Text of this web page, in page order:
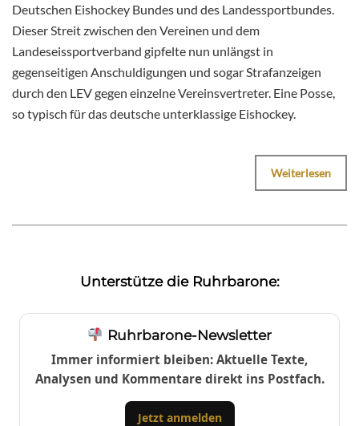
Deutschen Eishockey Bundes und des Landessportbundes.
Dieser Streit zwischen den Vereinen und dem
Landeseissportverband gipfelte nun unlängst in
gegenseitigen Anschuldigungen und sogar Strafanzeigen
durch den LEV gegen einzelne Vereinsvertreter. Eine Posse,
so typisch für das deutsche unterklassige Eishockey.
Weiterlesen
Unterstütze die Ruhrbarone:
Ruhrbarone-Newsletter
Immer informiert bleiben: Aktuelle Texte,
Analysen und Kommentare direkt ins Postfach.
Jetzt anmelden